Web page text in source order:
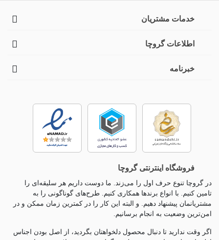
خدمات مشتریان
اطلاعات گروچا
خبرنامه
فروشگاه اینترنتی گروچا
در گروچا تنوع حرف اول را می‌زند. ما دوست داریم هر سلیقه‌ای را
تامین کنیم. با انواع برندها همکاری کنیم. طرح‌های گوناگونی را به
مشتریانمان پیشنهاد دهیم. و البته این کار را در کمترین زمان ممکن و در
امن‌ترین وضعیت به انجام برسانیم.
اگر وقت ندارید تا دنبال محصول دلخواهتان بگردید، از اصل بودن اجناس